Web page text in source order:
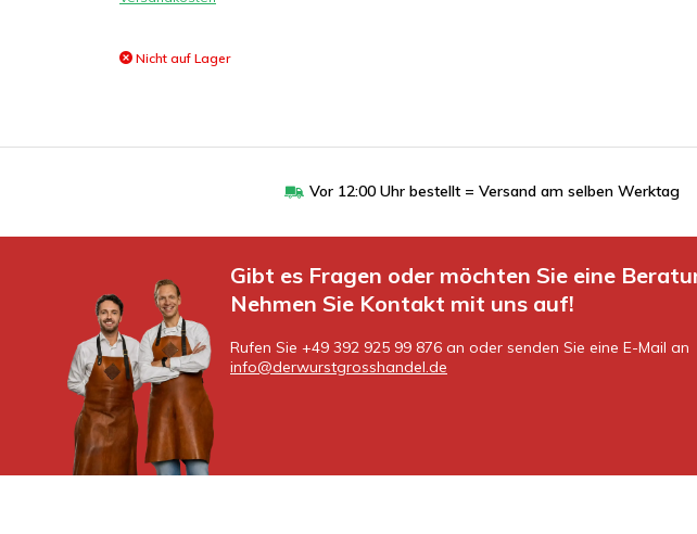
Nicht auf Lager
Vor 12:00 Uhr bestellt = Versand am selben Werktag
Gibt es Fragen oder möchten Sie eine
Nehmen Sie Kontakt mit uns auf!
Rufen Sie +49 392 925 99 876 an oder senden Sie eine E-Mail an
info@derwurstgrosshandel.de